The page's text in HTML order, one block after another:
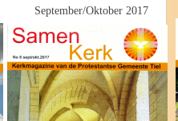
September/Oktober 2017